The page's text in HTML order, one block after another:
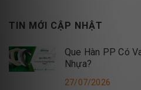
TIN MỚI CẬP NHẬT
Que Hàn PP Có
Nhựa?
27/07/2026